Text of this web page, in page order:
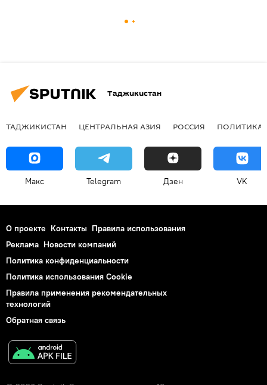
Таджикистан
ТАДЖИКИСТАН ЦЕНТРАЛЬНАЯ АЗИЯ РОССИЯ ПОЛИТИКА
Макс Telegram Дзен VK
О проекте Контакты Правила использования
Реклама Новости компаний
Политика конфиденциальности
Политика использования Cookie
Правила применения рекомендательных
технологий
Обратная связь